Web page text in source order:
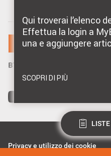
Qui troverai l’elenco
Effettua la login a
una e aggiungere
SCOPRI DI PIÙ
Privacy e utilizzo dei cookie